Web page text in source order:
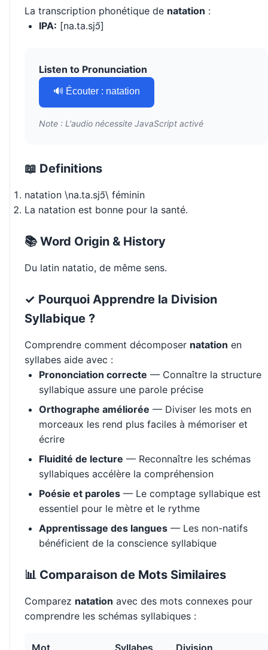
La transcription phonétique de natation :
IPA: [na.ta.sjɔ̃]
Listen to Pronunciation
🔊 Écouter : natation
Note : L'audio nécessite JavaScript activé
📖 Definitions
natation \na.ta.sjɔ̃\ féminin
La natation est bonne pour la santé.
📚 Word Origin & History
Du latin natatio, de même sens.
✓ Pourquoi Apprendre la Division
Syllabique ?
Comprendre comment décomposer natation en
syllabes aide avec :
Prononciation correcte — Connaître la structure
syllabique assure une parole précise
Orthographe améliorée — Diviser les mots en
morceaux les rend plus faciles à mémoriser et
écrire
Fluidité de lecture — Reconnaître les schémas
syllabiques accélère la compréhension
Poésie et paroles — Le comptage syllabique est
essentiel pour le mètre et le rythme
Apprentissage des langues — Les non-natifs
bénéficient de la conscience syllabique
📊 Comparaison de Mots Similaires
Comparez natation avec des mots connexes pour
comprendre les schémas syllabiques :